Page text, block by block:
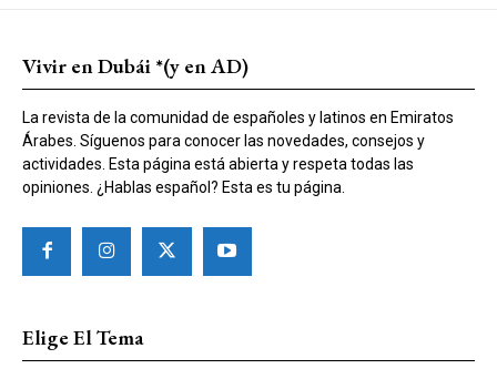
Vivir en Dubái *(y en AD)
La revista de la comunidad de españoles y latinos en Emiratos
Árabes. Síguenos para conocer las novedades, consejos y
actividades. Esta página está abierta y respeta todas las
opiniones. ¿Hablas español? Esta es tu página.
Elige El Tema